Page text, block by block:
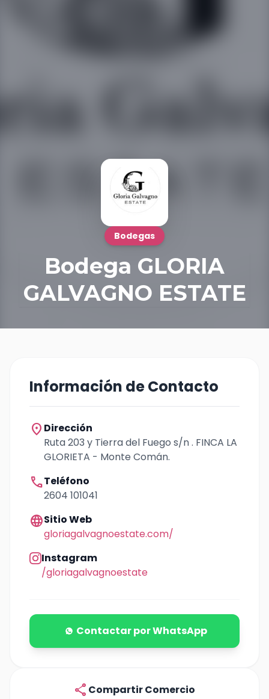
Bodegas
Bodega GLORIA
GALVAGNO ESTATE
Información de Contacto
location_on Dirección
Ruta 203 y Tierra del Fuego s/n . FINCA LA
GLORIETA - Monte Comán.
callTeléfono
2604 101041
languageSitio Web
gloriagalvagnoestate.com/
Instagram
/gloriagalvagnoestate
Contactar por WhatsApp
share Compartir Comercio